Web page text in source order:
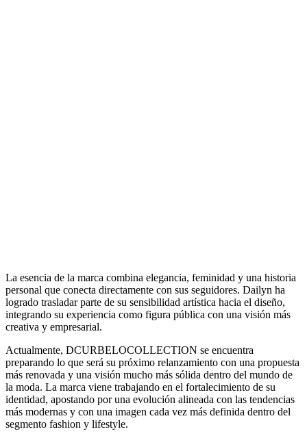
La esencia de la marca combina elegancia, feminidad y una historia
personal que conecta directamente con sus seguidores. Dailyn ha
logrado trasladar parte de su sensibilidad artística hacia el diseño,
integrando su experiencia como figura pública con una visión más
creativa y empresarial.
Actualmente, DCURBELOCOLLECTION se encuentra
preparando lo que será su próximo relanzamiento con una propuesta
más renovada y una visión mucho más sólida dentro del mundo de
la moda. La marca viene trabajando en el fortalecimiento de su
identidad, apostando por una evolución alineada con las tendencias
más modernas y con una imagen cada vez más definida dentro del
segmento fashion y lifestyle.